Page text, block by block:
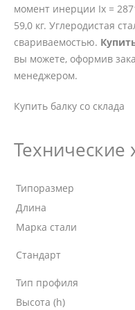
момент инерции Ix =
59,0 кг. Углеродистая
свариваемостью.
вы можете, оформив
менеджером.
Купить балку со склада
Технические
Типоразмер
Длина
Марка стали
Стандарт
Тип профиля
Высота (h)